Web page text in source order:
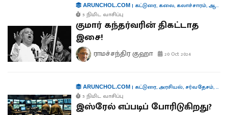
ARUNCHOL.COM| கட்டுரை, கலை, கலாச்சாரம்,ஆளுமைகள்
5 நிமிட வாசிப்பு
குமார் கந்தர்வரின் திகட்டாத
இசை!
ராமச்சந்திர குஹா 20 Oct 2024
ARUNCHOL.COM| கட்டுரை,அரசியல், சர்வதேசம்,
5 நிமிட வாசிப்பு
இஸ்ரேல் எப்படிப் போரிடுகிறது?